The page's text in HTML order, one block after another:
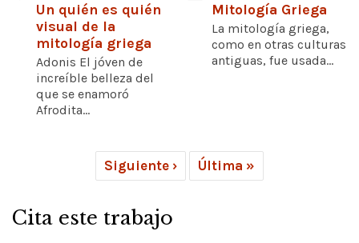
Un quién es quién
visual de la
mitología griega
Adonis El jóven de
increíble belleza del
que se enamoró
Afrodita...
Mitología Griega
La mitología griega,
como en otras culturas
antiguas, fue usada...
Siguiente › Última »
Cita este trabajo